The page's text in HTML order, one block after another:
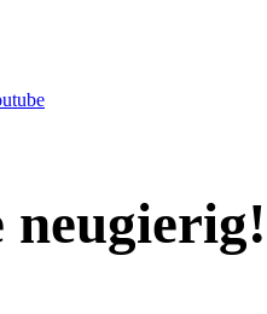
neugierig!